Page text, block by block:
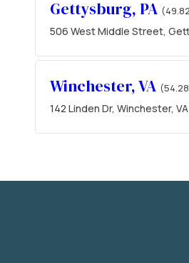
Gettysburg, PA
506 West Middle Street,
Winchester, VA
142 Linden Dr, Winchester,